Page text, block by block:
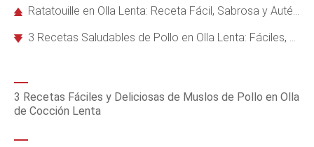
Ratatouille en Olla Lenta: Receta Fácil, Sabrosa y Auténtica
3 Recetas Saludables de Pollo en Olla Lenta: Fáciles, Nutritivas y Perfectas para la Familia
3 Recetas Fáciles y Deliciosas de Muslos de Pollo en Olla
de Cocción Lenta